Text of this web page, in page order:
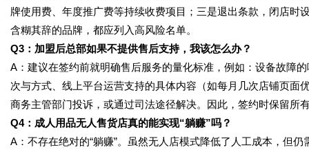
牌使用费、年度推广费等持续收费项目；三是退出条款，闭店
含糊其辞的品牌，都应列入高风险名单。
Q3：加盟后总部如果不提供售后支持，我该怎么办？
A：建议在签约前就明确售后服务的量化标准，例如：设备故障
次与方式、线上平台运营支持的具体内容（如每月几次店铺页面
商务主管部门投诉，或通过司法途径解决。因此，签约时保留所
Q4：成人用品无人售货店真的能实现“躺赚”吗？
A：不存在绝对的“躺赚”。虽然无人店模式降低了人工成本，但